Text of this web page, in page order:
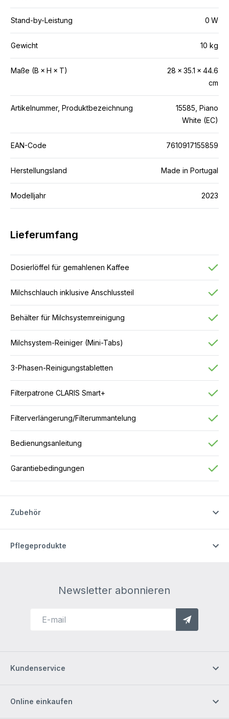
Stand-by-Leistung 0 W
Gewicht 10 kg
Maße (B × H × T)
28 × 35.1 × 44.6
cm
Artikelnummer, Produktbezeichnung
15585, Piano
White (EC)
EAN-Code 7610917155859
Herstellungsland Made in Portugal
Modelljahr 2023
Lieferumfang
Dosierlöffel für gemahlenen Kaffee
Milchschlauch inklusive Anschlussteil
Behälter für Milchsystemreinigung
Milchsystem-Reiniger (Mini-Tabs)
3-Phasen-Reinigungstabletten
Filterpatrone CLARIS Smart+
Filterverlängerung/Filterummantelung
Bedienungsanleitung
Garantiebedingungen
Zubehör
Pflegeprodukte
Newsletter abonnieren
Kundenservice
Online einkaufen